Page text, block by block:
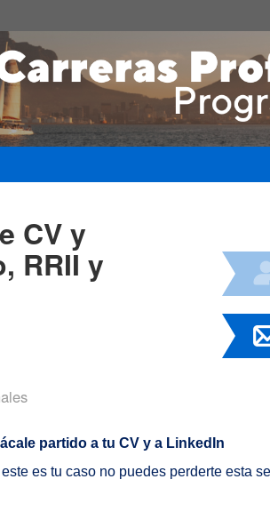
CV y
RRII y
partido a tu CV y a LinkedIn
es tu caso no puedes perderte esta